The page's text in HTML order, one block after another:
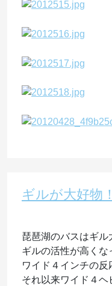
ギルが大好物！
琵琶湖のバスはギル
ギルの活性が高く
ワイド４インチの反
それ以来ワイド４